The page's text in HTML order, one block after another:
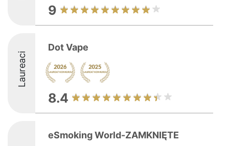
9
Laureaci
Dot Vape
8.4
eSmoking World-ZAMKNIĘTE